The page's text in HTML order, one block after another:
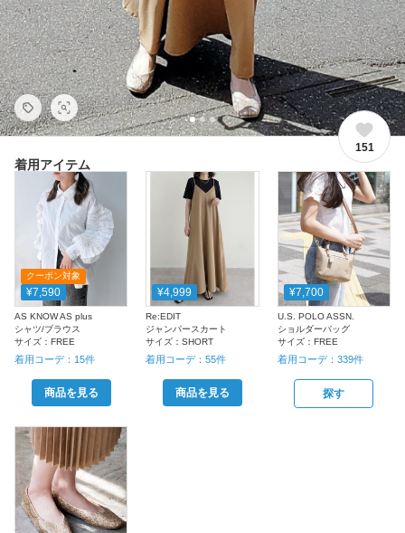
151
着用アイテム
クーポン対象
¥7,590
AS KNOW AS plus
シャツ/ブラウス
サイズ： FREE
着用コーデ： 15件
商品を見る
¥4,999
Re:EDIT
ジャンパースカート
サイズ：SHORT
着用コーデ：55件
商品を見る
¥7,700
U.S. POLO ASSN.
ショルダーバッグ
サイズ： FREE
着用コーデ： 339件
探す